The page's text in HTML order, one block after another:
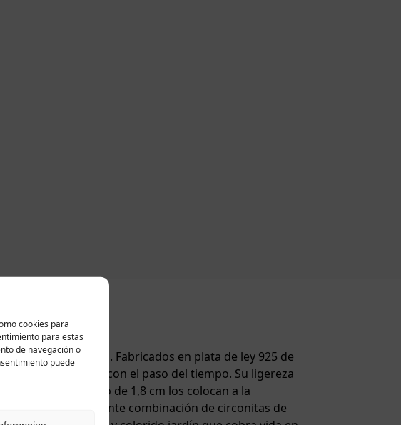
cookies para
para estas
de navegación o
puede
de joyas de plata. Fabricados en plata de ley 925 de
aspecto con el paso del tiempo. Su ligereza
2,3 cm y su ancho de 1,8 cm los colocan a la
una impresionante combinación de circonitas de